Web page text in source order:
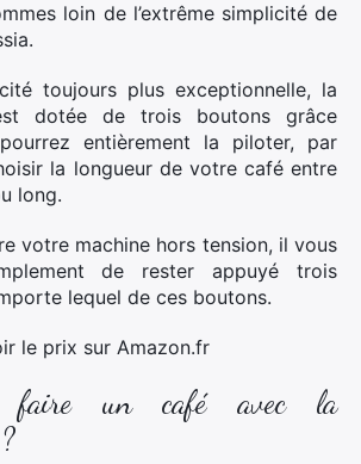
loin de l’extrême simplicité de
toujours plus exceptionnelle, la
dotée de trois boutons grâce
entièrement la piloter, par
la longueur de votre café entre
long.
votre machine hors tension, il vous
de rester appuyé trois
lequel de ces boutons.
le prix sur Amazon.fr
faire un café avec la